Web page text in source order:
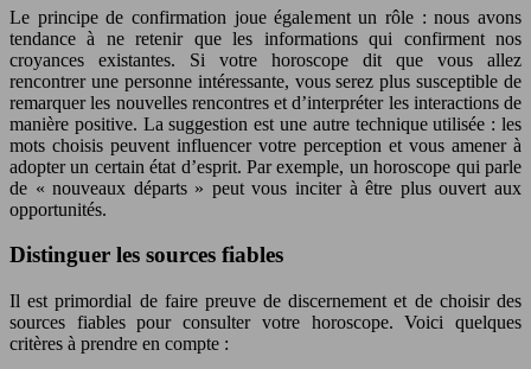
Le principe de confirmation joue également un rôle : nous avons
tendance à ne retenir que les informations qui confirment nos
croyances existantes. Si votre horoscope dit que vous allez
rencontrer une personne intéressante, vous serez plus susceptible de
remarquer les nouvelles rencontres et d’interpréter les interactions de
manière positive. La suggestion est une autre technique utilisée : les
mots choisis peuvent influencer votre perception et vous amener à
adopter un certain état d’esprit. Par exemple, un horoscope qui parle
de « nouveaux départs » peut vous inciter à être plus ouvert aux
opportunités.
Distinguer les sources fiables
Il est primordial de faire preuve de discernement et de choisir des
sources fiables pour consulter votre horoscope. Voici quelques
critères à prendre en compte :